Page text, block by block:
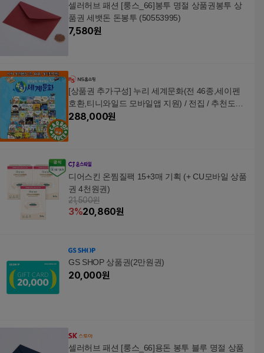
셀러허브 패션 [룽스_66]봉투 명절 상품권봉투 상
품권 세뱃돈 돈봉투 (50553995)
7,580원
[상품권 추가구성] 누리 세계문화(전 46종,세이펜
호환,티니와일드 모바일앱 지원) / 전집 / 추천도서
/ 권장도서
288,000원
디어스킨 온찜질팩 15+3매 기획 (+ CU모바일 상품
권 4천원권)
21,500원
3%20,860원
GS SHOP 상품권(2만원권)
20,000원
셀러허브 패션 [룽스_66]용돈 봉투 블루 명절 상품